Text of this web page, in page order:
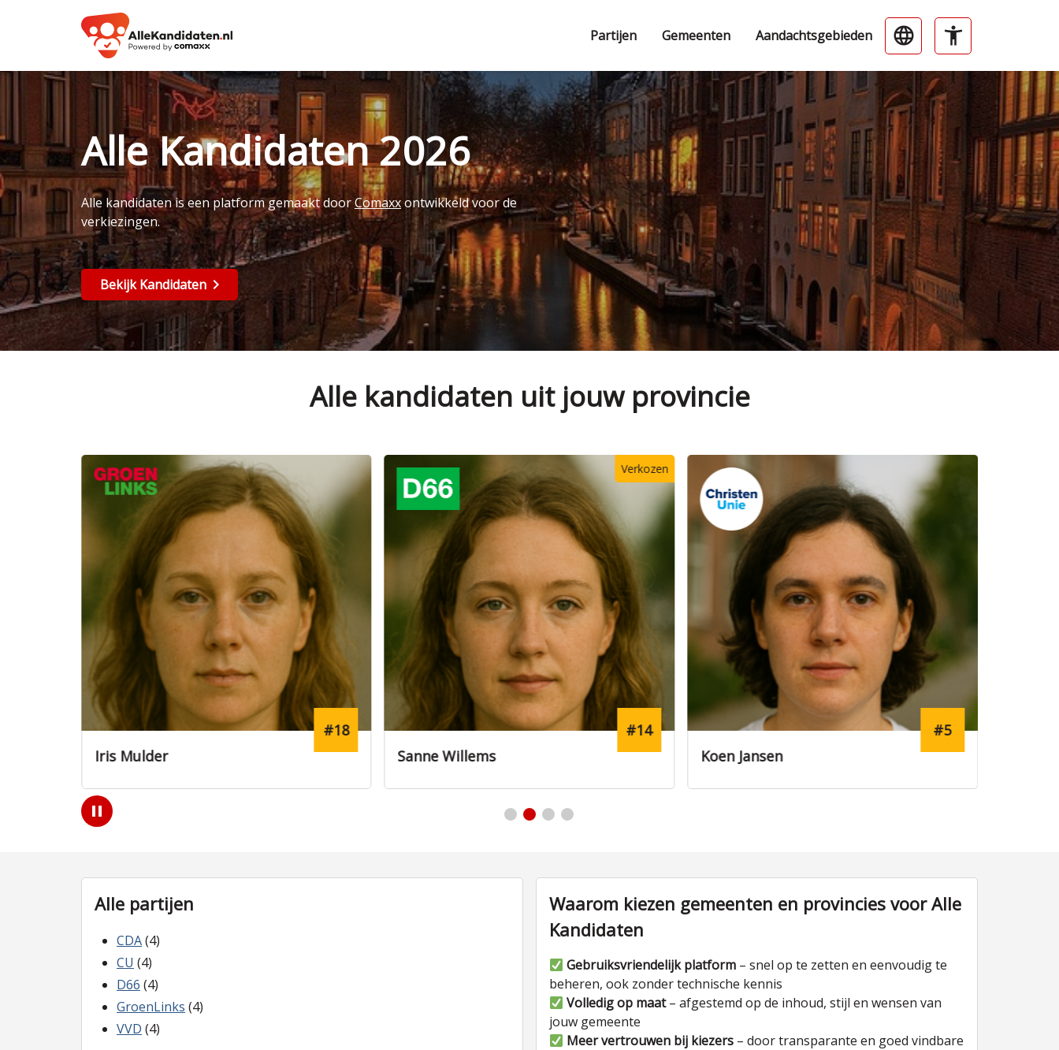
Partijen Gemeenten Aandachtsgebieden
Alle Kandidaten 2026
Alle kandidaten is een platform gemaakt doorComaxxontwikkeld voor de
verkiezingen.
Bekijk Kandidaten
Alle kandidaten uit jouw provincie
Verkozen
Sanne Willems
#14
Koen Jansen
#5
Verkozen
Rens Koster
#17
Play
/
Alle partijen
CDA(4)
CU (4)
D66 (4)
GroenLinks (4)
VVD (4)
Waarom kiezen gemeenten en provincies voor Alle
Kandidaten
Gebruiksvriendelijk platform – snel op te zetten en eenvoudig te
beheren, ook zonder technische kennis
Volledig op maat– afgestemd op de inhoud, stijl en wensen van
jouw gemeente
Meer vertrouwen bij kiezers – door transparante en goed vindbare